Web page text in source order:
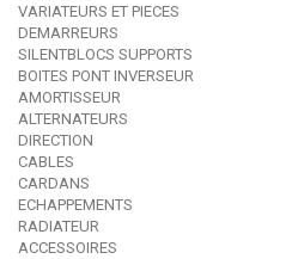
VARIATEURS ET PIECES
DEMARREURS
SILENTBLOCS SUPPORTS
BOITES PONT INVERSEUR
AMORTISSEUR
ALTERNATEURS
DIRECTION
CABLES
CARDANS
ECHAPPEMENTS
RADIATEUR
ACCESSOIRES